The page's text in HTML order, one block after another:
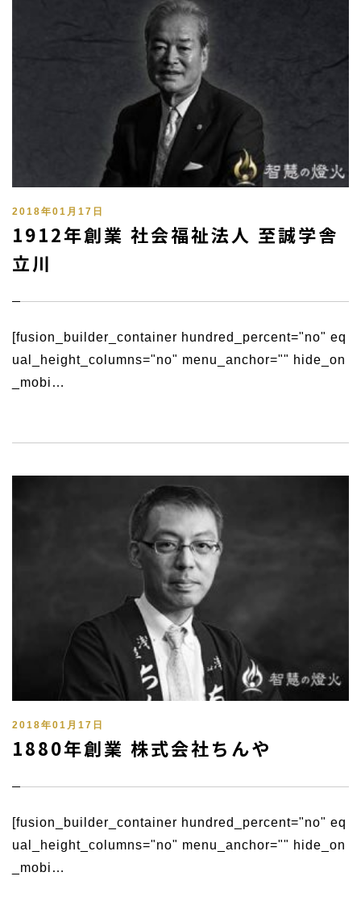
2018年01月17日
1912年創業 社会福祉法人 至誠学舎
立川
[fusion_builder_container hundred_percent="no" eq
ual_height_columns="no" menu_anchor="" hide_on
_mobi…
2018年01月17日
1880年創業 株式会社ちんや
[fusion_builder_container hundred_percent="no" eq
ual_height_columns="no" menu_anchor="" hide_on
_mobi…